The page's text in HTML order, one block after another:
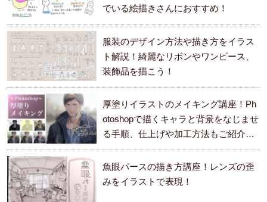
でいる絵描きさんにおすすめ！
服装のデザイン方法や描き方をイラス
ト解説！綺麗なリボンやワンピース、
装飾品を描こう！
厚塗りイラストのメイキング講座！Ph
otoshopで描くキャラと背景をなじませ
る手順、仕上げや加工方法もご紹介し
ます。
魚眼パースの描き方講座！レンズの歪
みをイラストで表現！